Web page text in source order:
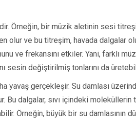
Örneğin, bir müzik aletinin sesi
ve bu titreşim, havada dalgalar
ve frekansını etkiler. Yani, farklı
sesin değiştirilmiş tonlarını da
yavaş gerçekleşir. Su damlası
Bu dalgalar, sıvı içindeki
Örneğin, büyük bir su damlasının